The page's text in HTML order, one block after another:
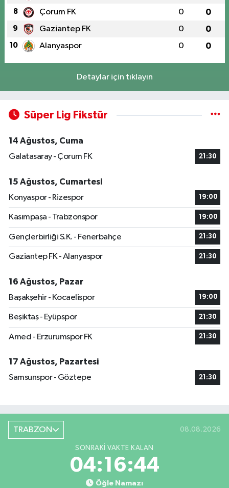
8 Çorum FK 0 0
9 Gaziantep FK 0 0
10 Alanyaspor 0 0
Detaylar için tıklayın
Süper Lig Fikstür
14 Ağustos, Cuma
Galatasaray - Çorum FK
21:30
15 Ağustos, Cumartesi
Konyaspor - Rizespor
19:00
Kasımpaşa - Trabzonspor 19:00
Gençlerbirliği S.K. - Fenerbahçe 21:30
Gaziantep FK - Alanyaspor 21:30
16 Ağustos, Pazar
Başakşehir - Kocaelispor
19:00
Beşiktaş - Eyüpspor 21:30
Amed - Erzurumspor FK 21:30
17 Ağustos, Pazartesi
Samsunspor - Göztepe
21:30
TRABZON 08.08.2026
SONRAKI VAKTE KALAN
04:16:42
Öğle Namazı